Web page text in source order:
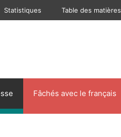
Statistiques Table des matières
Fâchés avec le français